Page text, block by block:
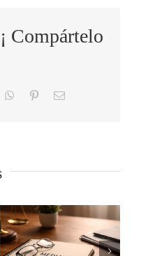
Compártelo
WhatsApp
PinterestCorreo
Coaching y